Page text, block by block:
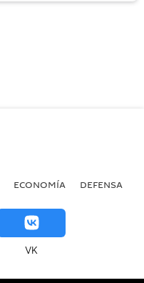
ECONOMÍA DEFENSA
VK